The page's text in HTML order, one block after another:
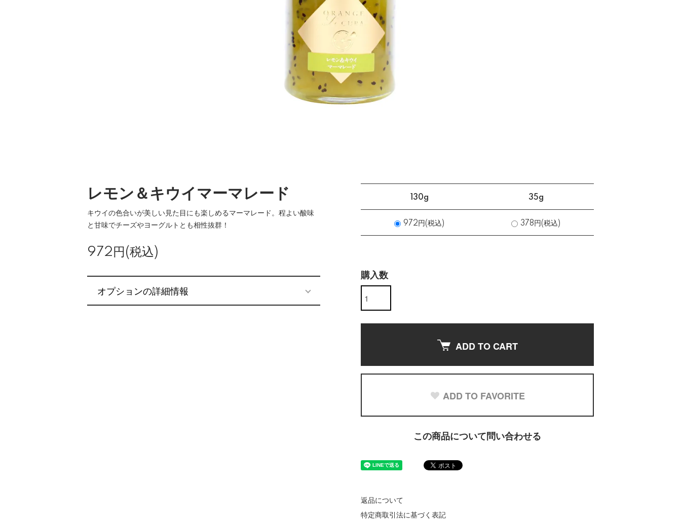
レモン＆キウイマーマレード
キウイの色合いが美しい見た目にも楽しめるマーマレード。程よい酸味
と甘味でチーズやヨーグルトとも相性抜群！
972円(税込)
オプションの詳細情報
130g 35g
972円(税込) 378円(税込)
購入数
ADD TO CART
ADD TO FAVORITE
この商品について問い合わせる
返品について
特定商取引法に基づく表記